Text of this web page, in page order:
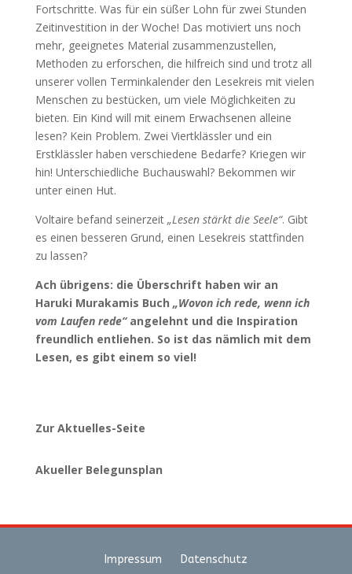
Fortschritte. Was für ein süßer Lohn für zwei Stunden
Zeitinvestition in der Woche! Das motiviert uns noch
mehr, geeignetes Material zusammenzustellen,
Methoden zu erforschen, die hilfreich sind und trotz all
unserer vollen Terminkalender den Lesekreis mit vielen
Menschen zu bestücken, um viele Möglichkeiten zu
bieten. Ein Kind will mit einem Erwachsenen alleine
lesen? Kein Problem. Zwei Viertklässler und ein
Erstklässler haben verschiedene Bedarfe? Kriegen wir
hin! Unterschiedliche Buchauswahl? Bekommen wir
unter einen Hut.
Voltaire befand seinerzeit „Lesen stärkt die Seele“. Gibt
es einen besseren Grund, einen Lesekreis stattfinden
zu lassen?
Ach übrigens: die Überschrift haben wir an
Haruki Murakamis Buch „Wovon ich rede, wenn ich
vom Laufen rede“ angelehnt und die Inspiration
freundlich entliehen. So ist das nämlich mit dem
Lesen, es gibt einem so viel!
Zur Aktuelles-Seite
Akueller Belegunsplan
Impressum Datenschutz